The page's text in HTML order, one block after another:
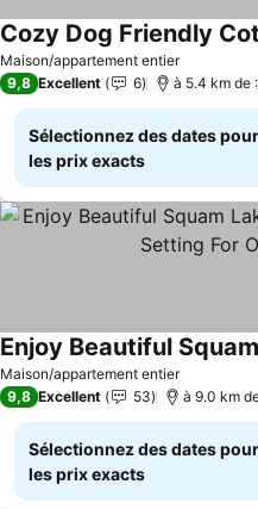
Maison/appartement entier
9,8 Excellent 6 à 5.4 km de
Sélectionnez des dates
les prix exacts
Maison/appartement entier
9,8 Excellent 53 à 9.0 km
Sélectionnez des dates
les prix exacts